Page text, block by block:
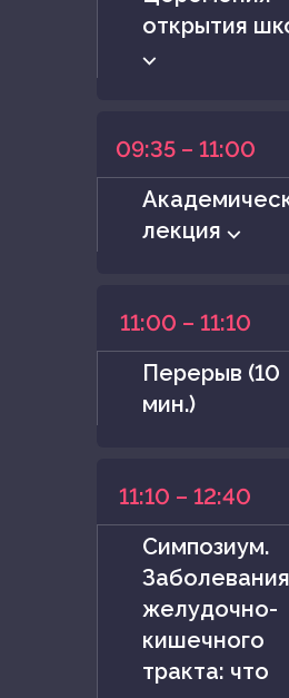
открытия
⌵
09:35 – 11:00
лекция ⌵
11:00 – 11:10
Перерыв (10
мин.)
11:10 – 12:40
Симпозиум.
Заболевания
желудочно-
кишечного
тракта: что